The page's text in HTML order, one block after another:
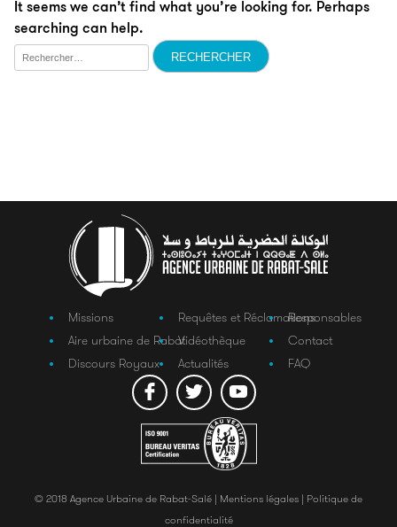
It seems we can’t find what you’re looking for. Perhaps
searching can help.
Rechercher :
Missions
Aire urbaine de Rabat
Discours Royaux
Requêtes et Réclamations
Vidéothèque
Actualités
Responsables
Contact
FAQ
© 2018 Agence Urbaine de Rabat-Salé | Mentions légales | Politique de
confidentialité